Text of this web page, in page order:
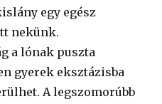
egy egész
nekünk.
a lónak puszta
gyerek eksztázisba
A legszomorúbb